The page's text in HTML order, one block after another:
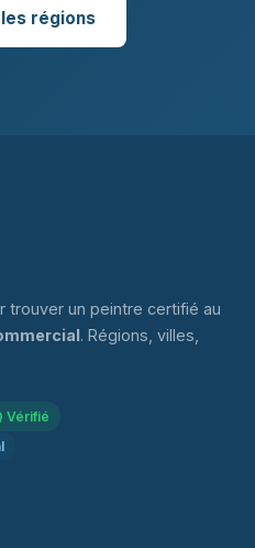
régions
trouver un peintre certifié au
. Régions, villes,
Vérifié